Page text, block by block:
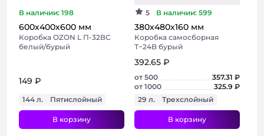
В наличии: 198
600х400х600 мм
Коробка OZON L П-32ВС
белый/бурый
149 ₽
144 л. Пятислойный
В корзину
5 В наличии: 599
380х480х160 мм
Коробка самосборная
Т−24B бурый
392.65 ₽
от 500
357.31 ₽
от 1000
325.9 ₽
29 л.
Трехслойный
В корзину